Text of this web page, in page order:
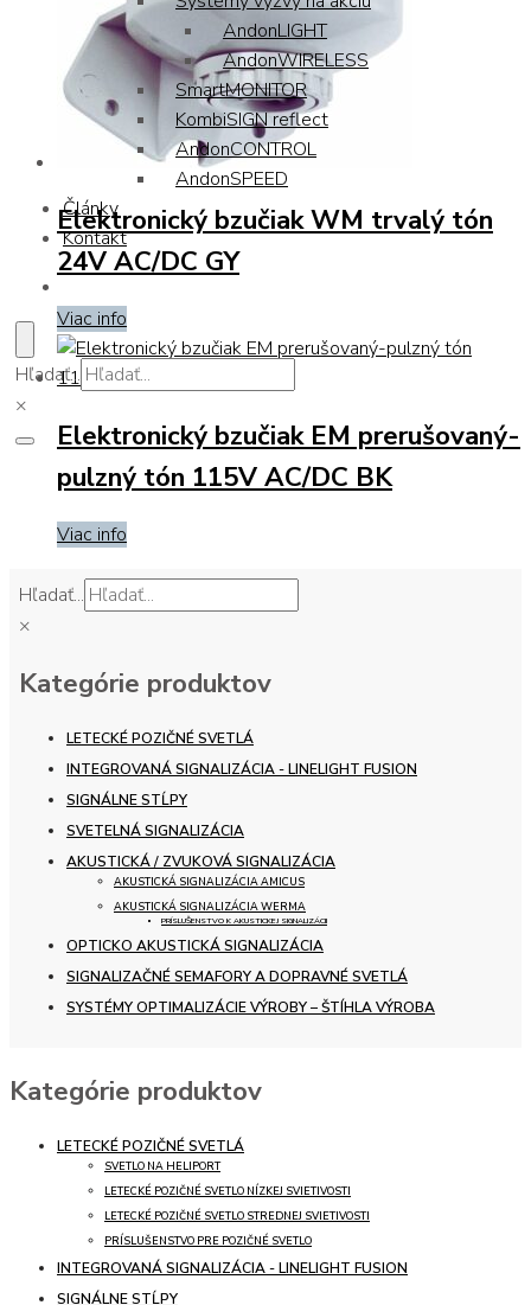
AndonLIGHT
AndonWIRELESS
SmartMONITOR
KombiSIGN reflect
AndonCONTROL
AndonSPEED
Články
Kontakt
Hľadať...
×
Elektronický bzučiak WM trvalý tón
24V AC/DC GY
Viac info
Elektronický bzučiak EM prerušovaný-
pulzný tón 115V AC/DC BK
Viac info
Hľadať...
×
Kategórie produktov
LETECKÉ POZIČNÉ SVETLÁ
INTEGROVANÁ SIGNALIZÁCIA - LINELIGHT FUSION
SIGNÁLNE STĹPY
SVETELNÁ SIGNALIZÁCIA
AKUSTICKÁ / ZVUKOVÁ SIGNALIZÁCIA
AKUSTICKÁ SIGNALIZÁCIA AMICUS
AKUSTICKÁ SIGNALIZÁCIA WERMA
PRÍSLUŠENSTVO K AKUSTICKEJ SIGNALIZÁCII
OPTICKO AKUSTICKÁ SIGNALIZÁCIA
SIGNALIZAČNÉ SEMAFORY A DOPRAVNÉ SVETLÁ
SYSTÉMY OPTIMALIZÁCIE VÝROBY – ŠTÍHLA VÝROBA
Kategórie produktov
LETECKÉ POZIČNÉ SVETLÁ
SVETLO NA HELIPORT
LETECKÉ POZIČNÉ SVETLO NÍZKEJ SVIETIVOSTI
LETECKÉ POZIČNÉ SVETLO STREDNEJ SVIETIVOSTI
PRÍSLUŠENSTVO PRE POZIČNÉ SVETLO
INTEGROVANÁ SIGNALIZÁCIA - LINELIGHT FUSION
SIGNÁLNE STĹPY